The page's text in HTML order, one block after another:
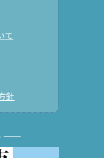
て
針
──